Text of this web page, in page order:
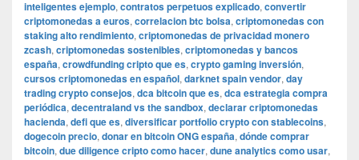
inteligentes ejemplo, contratos perpetuos explicado, convertir
criptomonedas a euros, correlacion btc bolsa, criptomonedas con
staking alto rendimiento, criptomonedas de privacidad monero
zcash, criptomonedas sostenibles, criptomonedas y bancos
españa, crowdfunding cripto que es, crypto gaming inversión,
cursos criptomonedas en español, darknet spain vendor, day
trading crypto consejos, dca bitcoin que es, dca estrategia compra
periódica, decentraland vs the sandbox, declarar criptomonedas
hacienda, defi que es, diversificar portfolio crypto con stablecoins,
dogecoin precio, donar en bitcoin ONG españa, dónde comprar
bitcoin, due diligence cripto como hacer, dune analytics como usar,